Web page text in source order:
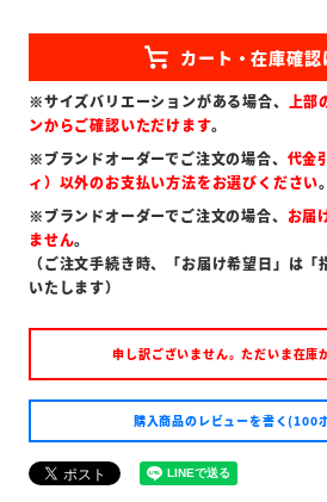
※サイズバリエーションがある場合、 上部
ンからご確認いただけます。
※ブランドオーダーでご注文の場合、 代金
ィ）以外のお支払い方法をお選びください。
※ブランドオーダーでご注文の場合、 お届
ません。
（ご注文手続き時、「お届け希望日」は
いたします）
申し訳ございません。ただいま在庫
購入商品のレビューを書く(100